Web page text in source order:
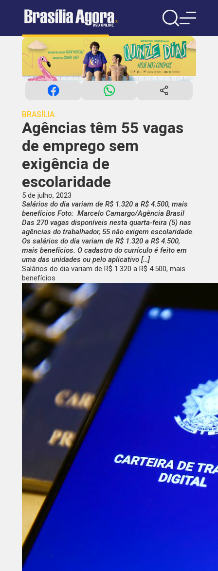
BRASÍLIA
Agências têm 55 vagas
de emprego sem
exigência de
escolaridade
5 de julho, 2023
Salários do dia variam de R$ 1.320 a R$ 4.500, mais
benefícios Foto: Marcelo Camargo/Agência Brasil
Das 270 vagas disponíveis nesta quarta-feira (5) nas
agências do trabalhador, 55 não exigem escolaridade.
Os salários do dia variam de R$ 1.320 a R$ 4.500,
mais benefícios. O cadastro do currículo é feito em
uma das unidades ou pelo aplicativo […]
Salários do dia variam de R$ 1.320 a R$ 4.500, mais
benefícios